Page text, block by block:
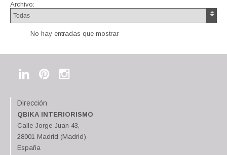
Archivo:
No hay entradas que mostrar
Dirección
QBIKA INTERIORISMO
Calle Jorge Juan 43,
28001 Madrid (Madrid)
España